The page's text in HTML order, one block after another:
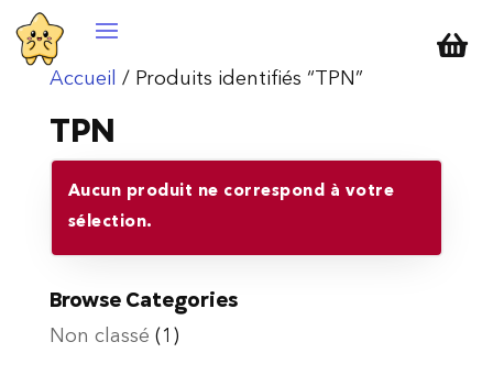

Accueil / Produits identifiés “TPN”
TPN
Aucun produit ne correspond à votre
sélection.
Browse Categories
Non classé (1)